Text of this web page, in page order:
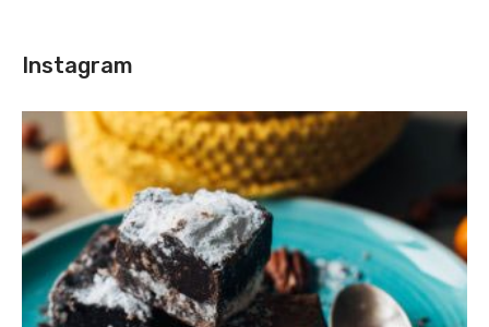
Instagram